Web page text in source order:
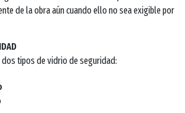
de la obra aún cuando ello no sea exigible por
dos tipos de vidrio de seguridad: